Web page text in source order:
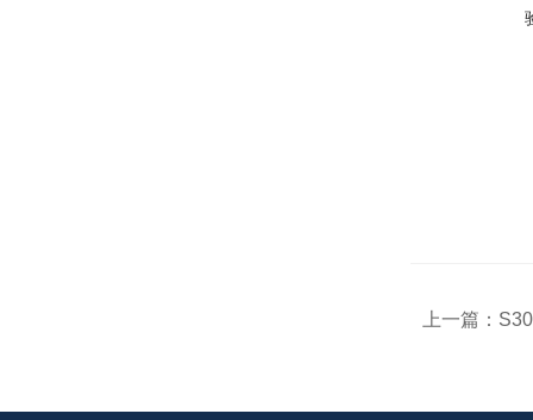
上一篇：